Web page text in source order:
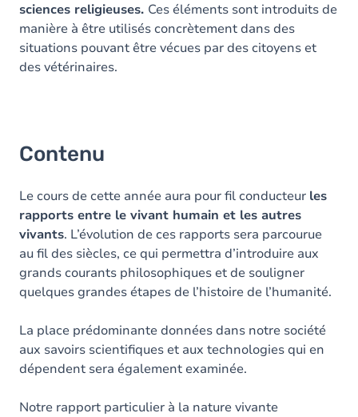
sciences religieuses. Ces éléments sont introduits de
manière à être utilisés concrètement dans des
situations pouvant être vécues par des citoyens et
des vétérinaires.
Contenu
Le cours de cette année aura pour fil conducteur les
rapports entre le vivant humain et les autres
vivants. L’évolution de ces rapports sera parcourue
au fil des siècles, ce qui permettra d’introduire aux
grands courants philosophiques et de souligner
quelques grandes étapes de l’histoire de l’humanité.
La place prédominante données dans notre société
aux savoirs scientifiques et aux technologies qui en
dépendent sera également examinée.
Notre rapport particulier à la nature vivante